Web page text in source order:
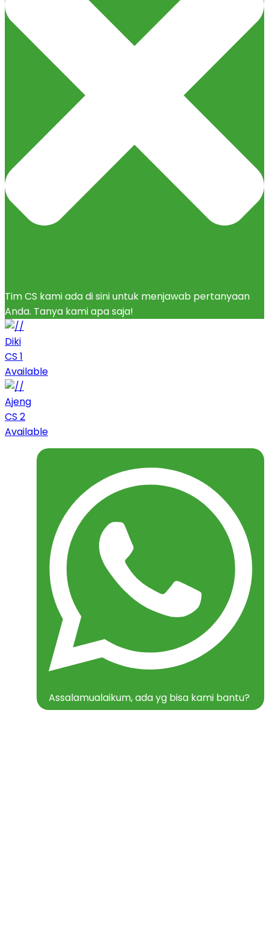
Tim CS kami ada di sini untuk menjawab pertanyaan
Anda. Tanya kami apa saja!
Diki
CS 1
Available
Ajeng
CS 2
Available
Assalamualaikum, ada yg bisa kami bantu?